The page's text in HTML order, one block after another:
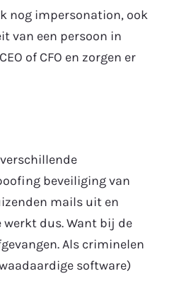
nog impersonation, ook
van een persoon in
of CFO en zorgen er
beveiliging van
mails uit en
dus. Want bij de
Als criminelen
software)